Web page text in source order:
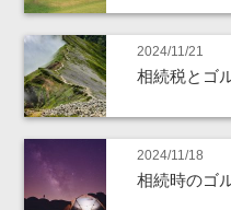
2024/11/21
相続税とゴ
2024/11/18
相続時のゴ